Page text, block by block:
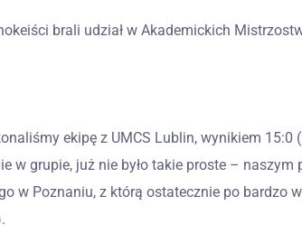
brali udział w Akademickich
ekipę z UMCS Lublin, wynikiem 15:0
w grupie, już nie było takie proste – naszym
w Poznaniu, z którą ostatecznie po bardzo